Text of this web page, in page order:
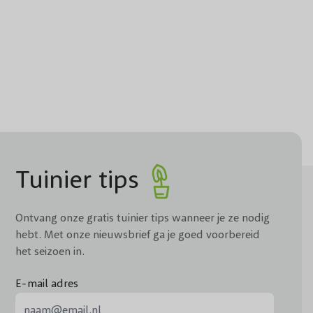
de tuin of om cadeau te doen aan familie en vrienden,
in volle grond hebt geplant, kun je de klimplant in het
takken weg. Als de vaste plant in een pot is geplant, is het
dan net voor dit moment.
Tuinier tips
Ontvang onze gratis tuinier tips wanneer je ze nodig
hebt. Met onze nieuwsbrief ga je goed voorbereid
het seizoen in.
E-mail adres